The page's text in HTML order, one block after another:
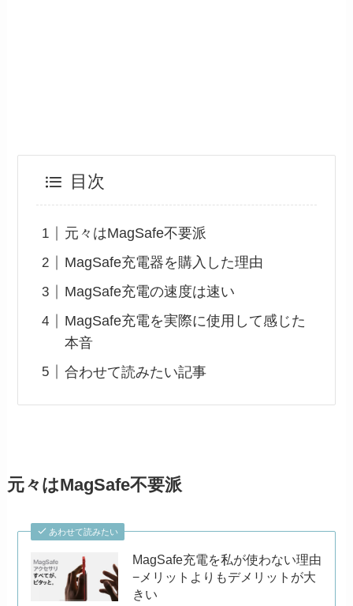
目次
元々はMagSafe不要派
MagSafe充電器を購入した理由
MagSafe充電の速度は速い
MagSafe充電を実際に使用して感じた
本音
合わせて読みたい記事
元々はMagSafe不要派
あわせて読みたい
MagSafe充電を私が使わない理由
−メリットよりもデメリットが大
きい